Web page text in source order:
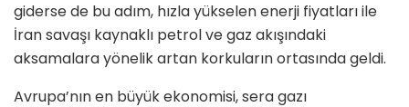
giderse de bu adım, hızla yükselen enerji fiyatları ile
İran savaşı kaynaklı petrol ve gaz akışındaki
aksamalara yönelik artan korkuların ortasında geldi.
Avrupa’nın en büyük ekonomisi, sera gazı